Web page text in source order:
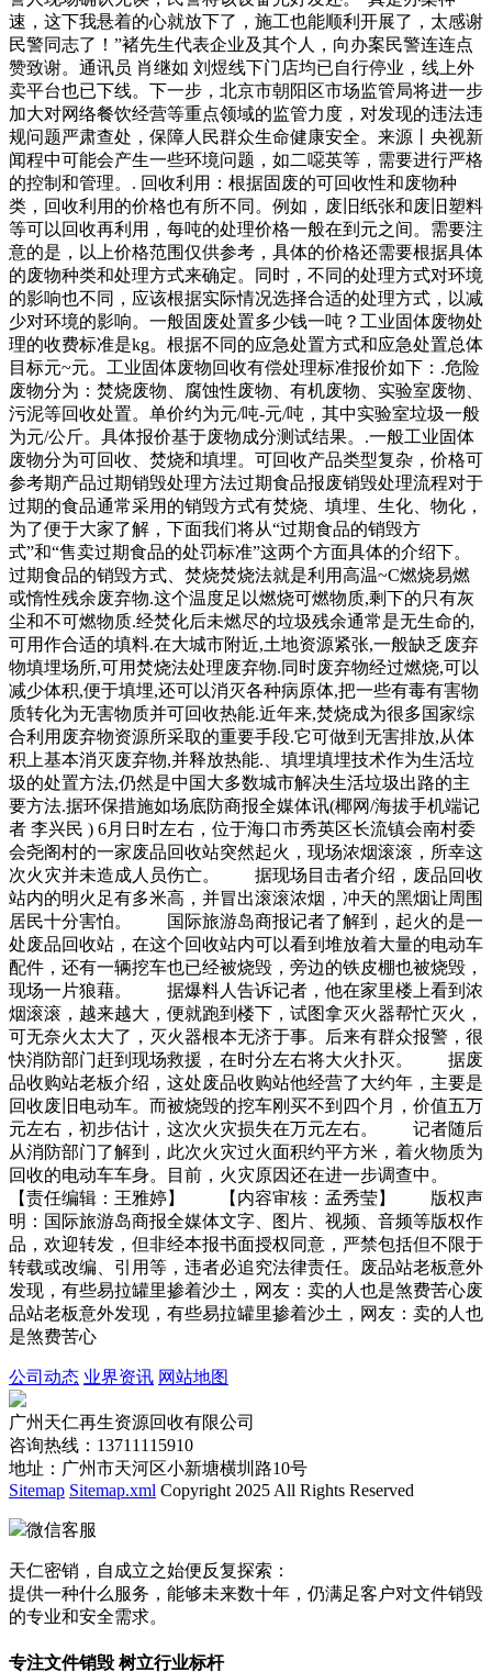
速，这下我悬着的心就放下了，施工也能顺利开展了，太感谢
民警同志了！”褚先生代表企业及其个人，向办案民警连连点
赞致谢。通讯员 肖继如 刘煜线下门店均已自行停业，线上外
卖平台也已下线。下一步，北京市朝阳区市场监管局将进一步
加大对网络餐饮经营等重点领域的监管力度，对发现的违法违
规问题严肃查处，保障人民群众生命健康安全。来源丨央视新
闻程中可能会产生一些环境问题，如二噁英等，需要进行严格
的控制和管理。. 回收利用：根据固废的可回收性和废物种
类，回收利用的价格也有所不同。例如，废旧纸张和废旧塑料
等可以回收再利用，每吨的处理价格一般在到元之间。需要注
意的是，以上价格范围仅供参考，具体的价格还需要根据具体
的废物种类和处理方式来确定。同时，不同的处理方式对环境
的影响也不同，应该根据实际情况选择合适的处理方式，以减
少对环境的影响。一般固废处置多少钱一吨？工业固体废物处
理的收费标准是kg。根据不同的应急处置方式和应急处置总体
目标元~元。工业固体废物回收有偿处理标准报价如下：.危险
废物分为：焚烧废物、腐蚀性废物、有机废物、实验室废物、
污泥等回收处置。单价约为元/吨-元/吨，其中实验室垃圾一般
为元/公斤。具体报价基于废物成分测试结果。.一般工业固体
废物分为可回收、焚烧和填埋。可回收产品类型复杂，价格可
参考期产品过期销毁处理方法过期食品报废销毁处理流程对于
过期的食品通常采用的销毁方式有焚烧、填埋、生化、物化，
为了便于大家了解，下面我们将从“过期食品的销毁方
式”和“售卖过期食品的处罚标准”这两个方面具体的介绍下。
过期食品的销毁方式、焚烧焚烧法就是利用高温~C燃烧易燃
或惰性残余废弃物.这个温度足以燃烧可燃物质,剩下的只有灰
尘和不可燃物质.经焚化后未燃尽的垃圾残余通常是无生命的,
可用作合适的填料.在大城市附近,土地资源紧张,一般缺乏废弃
物填埋场所,可用焚烧法处理废弃物.同时废弃物经过燃烧,可以
减少体积,便于填埋,还可以消灭各种病原体,把一些有毒有害物
质转化为无害物质并可回收热能.近年来,焚烧成为很多国家综
合利用废弃物资源所采取的重要手段.它可做到无害排放,从体
积上基本消灭废弃物,并释放热能.、填埋填埋技术作为生活垃
圾的处置方法,仍然是中国大多数城市解决生活垃圾出路的主
要方法.据环保措施如场底防商报全媒体讯(椰网/海拔手机端记
者 李兴民 ) 6月日时左右，位于海口市秀英区长流镇会南村委
会尧阁村的一家废品回收站突然起火，现场浓烟滚滚，所幸这
次火灾并未造成人员伤亡。 据现场目击者介绍，废品回收
站内的明火足有多米高，并冒出滚滚浓烟，冲天的黑烟让周围
居民十分害怕。 国际旅游岛商报记者了解到，起火的是一
处废品回收站，在这个回收站内可以看到堆放着大量的电动车
配件，还有一辆挖车也已经被烧毁，旁边的铁皮棚也被烧毁，
现场一片狼藉。 据爆料人告诉记者，他在家里楼上看到浓
烟滚滚，越来越大，便就跑到楼下，试图拿灭火器帮忙灭火，
可无奈火太大了，灭火器根本无济于事。后来有群众报警，很
快消防部门赶到现场救援，在时分左右将大火扑灭。 据废
品收购站老板介绍，这处废品收购站他经营了大约年，主要是
回收废旧电动车。而被烧毁的挖车刚买不到四个月，价值五万
元左右，初步估计，这次火灾损失在万元左右。 记者随后
从消防部门了解到，此次火灾过火面积约平方米，着火物质为
回收的电动车车身。目前，火灾原因还在进一步调查中。
【责任编辑：王雅婷】 【内容审核：孟秀莹】 版权声
明：国际旅游岛商报全媒体文字、图片、视频、音频等版权作
品，欢迎转发，但非经本报书面授权同意，严禁包括但不限于
转载或改编、引用等，违者必追究法律责任。废品站老板意外
发现，有些易拉罐里掺着沙土，网友：卖的人也是煞费苦心废
品站老板意外发现，有些易拉罐里掺着沙土，网友：卖的人也
是煞费苦心
公司动态 业界资讯 网站地图
广州天仁再生资源回收有限公司
咨询热线：13711115910
地址：广州市天河区小新塘横圳路10号
Sitemap Sitemap.xml Copyright 2025 All Rights Reserved
微信客服
天仁密销，自成立之始便反复探索：
提供一种什么服务，能够未来数十年，仍满足客户对文件销毁
的专业和安全需求。
专注文件销毁 树立行业标杆